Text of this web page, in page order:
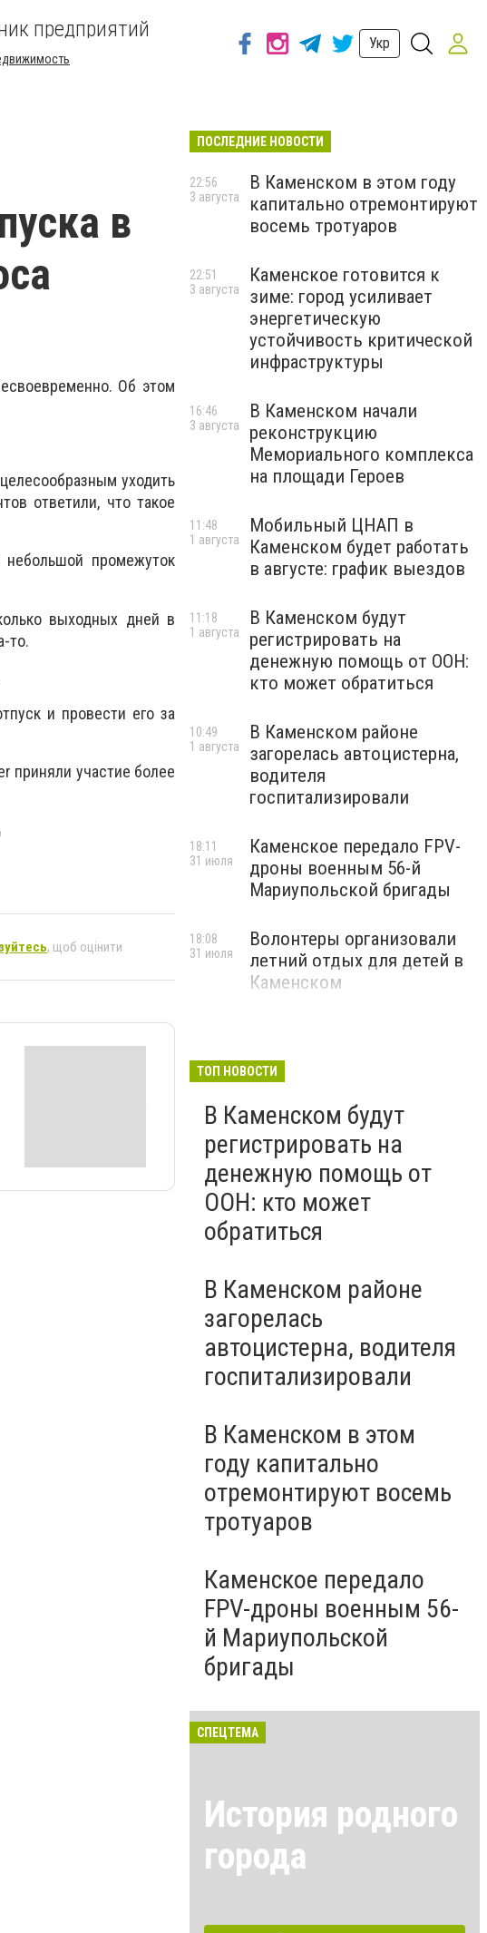
предприятий
Укр
в
Об этом
уходить
ответили, что такое
промежуток
выходных дней в
то.
и провести его за
приняли участие более
, щоб оцінити
ПОСЛЕДНИЕ НОВОСТИ
В Каменском в этом году
капитально отремонтируют
восемь тротуаров
22:56
3 августа
Каменское готовится к
зиме: город усиливает
энергетическую
устойчивость критической
инфраструктуры
22:51
3 августа
В Каменском начали
реконструкцию
Мемориального комплекса
на площади Героев
16:46
3 августа
Мобильный ЦНАП в
Каменском будет работать
в августе: график выездов
11:48
1 августа
В Каменском будут
регистрировать на
денежную помощь от ООН:
кто может обратиться
11:18
1 августа
В Каменском районе
загорелась автоцистерна,
водителя
госпитализировали
10:49
1 августа
Каменское передало FPV-
дроны военным 56-й
Мариупольской бригады
18:11
31 июля
Волонтеры организовали
летний отдых для детей в
Каменском
18:08
31 июля
ТОП НОВОСТИ
В Каменском будут
регистрировать на
денежную помощь от
ООН: кто может
обратиться
В Каменском районе
загорелась
автоцистерна, водителя
госпитализировали
В Каменском в этом
году капитально
отремонтируют восемь
тротуаров
Каменское передало
FPV-дроны военным 56-
й Мариупольской
бригады
СПЕЦТЕМА
История родного
города